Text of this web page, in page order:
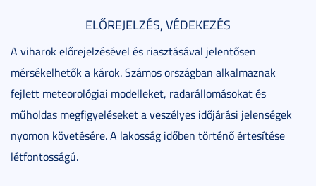
ELŐREJELZÉS, VÉDEKEZÉS
A viharok előrejelzésével és riasztásával jelentősen
mérsékelhetők a károk. Számos országban alkalmaznak
fejlett meteorológiai modelleket, radarállomásokat és
műholdas megfigyeléseket a veszélyes időjárási jelenségek
nyomon követésére. A lakosság időben történő értesítése
létfontosságú.